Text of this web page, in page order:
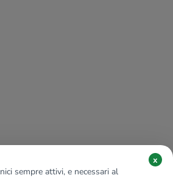
sempre attivi, e necessari al
x